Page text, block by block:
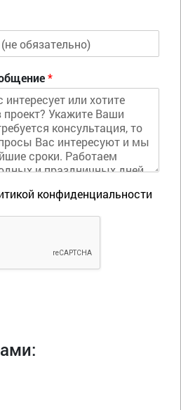
*
конфиденциальности